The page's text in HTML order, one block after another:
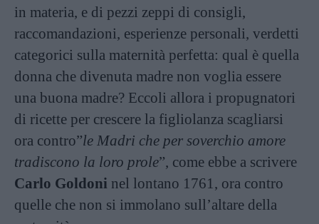
in materia, e di pezzi zeppi di consigli,
raccomandazioni, esperienze personali, verdetti
categorici sulla maternità perfetta: qual è quella
donna che divenuta madre non voglia essere
una buona madre? Eccoli allora i propugnatori
di ricette per crescere la figliolanza scagliarsi
ora contro”le Madri che per soverchio amore
tradiscono la loro prole”, come ebbe a scrivere
Carlo Goldoni nel lontano 1761, ora contro
quelle che non si immolano sull’altare della